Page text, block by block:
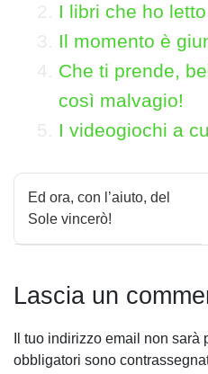
I libri che ho letto
Il momento è
Che ti prende,
così malvagio!
I videogiochi a
N
a
i
g
a
Ed ora, con l’aiuto, del
Sole vincerò!
Lascia un
Il tuo indirizzo email non sarà
obbligatori sono